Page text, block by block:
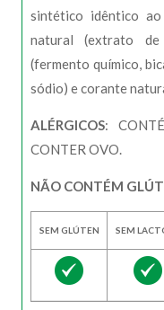
sintético idêntico
natural (extrato de
(fermento químico,
sódio) e corante
ALÉRGICOS:
CONTER OVO.
NÃO CONTÉM
SEM GLÚTEN SEM